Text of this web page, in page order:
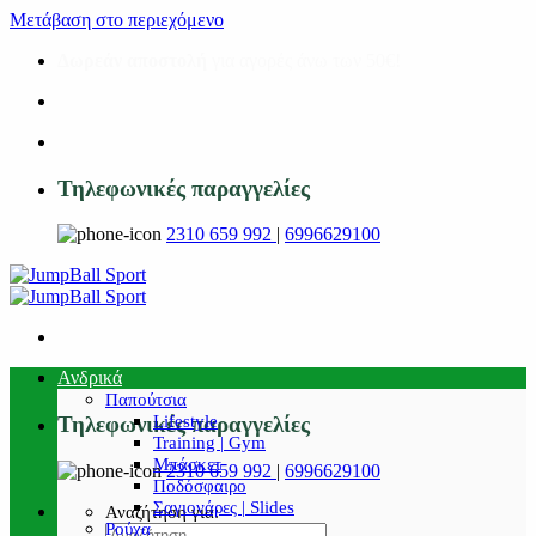
Μετάβαση στο περιεχόμενο
Τηλεφωνικές παραγγελίες
2310 659 992 | 6996629100
Τηλεφωνικές παραγγελίες
2310 659 992 | 6996629100
Αναζήτηση για:
Ανδρικά
Παπούτσια
Lifestyle
Training | Gym
Μπάσκετ
Ποδόσφαιρο
Σαγιονάρες | Slides
Ρούχα